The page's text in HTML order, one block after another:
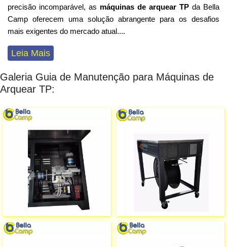
precisão incomparável, as máquinas de arquear TP da Bella
Camp oferecem uma solução abrangente para os desafios
mais exigentes do mercado atual....
Leia Mais
Galeria Guia de Manutenção para Máquinas de
Arquear TP: